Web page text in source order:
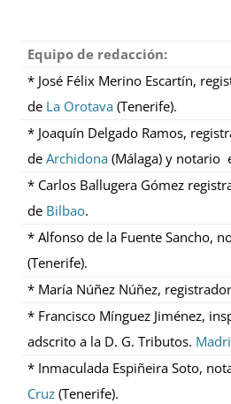
Equipo de redacción:
* José Félix Merino Escartín,
de La Orotava (Tenerife).
* Joaquín Delgado Ramos,
deArchidona (Málaga) y notario
* Carlos Ballugera Gómez
de Bilbao.
* Alfonso de la Fuente Sancho,
(Tenerife).
* María Núñez Núñez,
* Francisco Mínguez Jiménez,
adscrito a la D. G. Tributos.
* Inmaculada Espiñeira Soto,
Cruz (Tenerife).